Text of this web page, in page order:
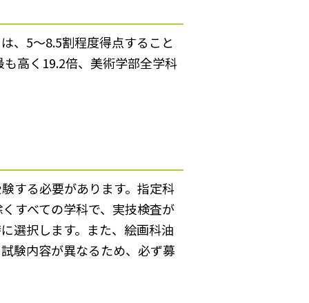
、5～8.5割程度得点すること
高く19.2倍、美術学部全学科
する必要があります。指定科
すべての学科で、実技検査が
選択します。また、絵画科油
験内容が異なるため、必ず募